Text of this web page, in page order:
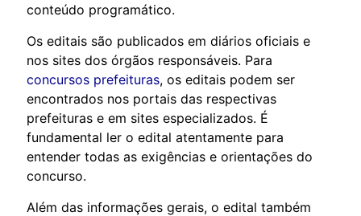
conteúdo programático.
Os editais são publicados em diários oficiais e
nos sites dos órgãos responsáveis. Para
concursos prefeituras, os editais podem ser
encontrados nos portais das respectivas
prefeituras e em sites especializados. É
fundamental ler o edital atentamente para
entender todas as exigências e orientações do
concurso.
Além das informações gerais, o edital também